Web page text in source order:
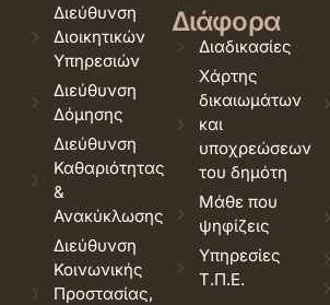
Διεύθυνση
Διοικητικών
Υπηρεσιών
Διεύθυνση
Δόμησης
Διεύθυνση
Καθαριότητας
&
Ανακύκλωσης
Διεύθυνση
Κοινωνικής
Προστασίας,
Διάφορα
Διαδικασίες
Χάρτης
δικαιωμάτων
και
υποχρεώσεων
του δημότη
Μάθε που
ψηφίζεις
Υπηρεσίες
Τ.Π.Ε.